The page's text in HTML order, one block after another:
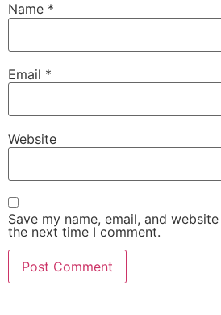
Name *
Email *
Website
Save my name, email, and
the next time I comment.